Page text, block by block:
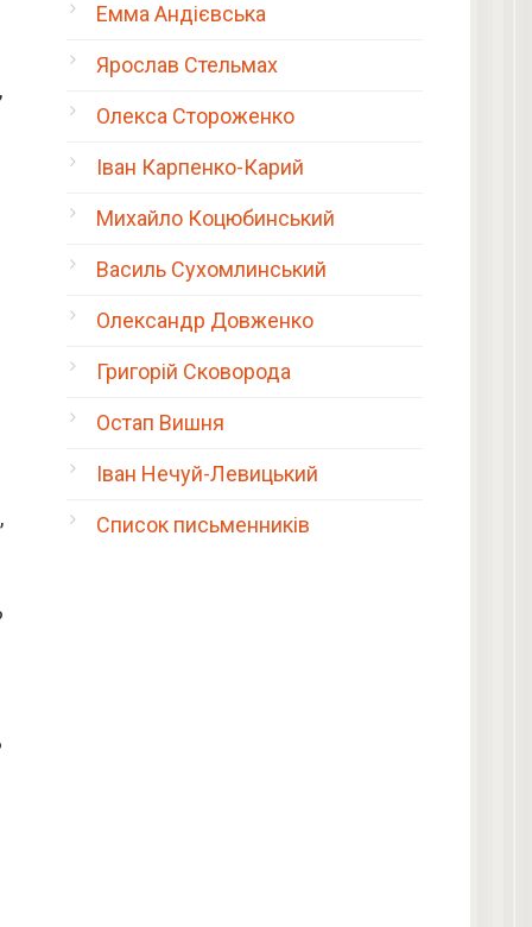
Емма Андієвська
Ярослав Стельмах
Олекса Стороженко
Іван Карпенко-Карий
Михайло Коцюбинський
Василь Сухомлинський
Олександр Довженко
Григорій Сковорода
Остап Вишня
Іван Нечуй-Левицький
Список письменників